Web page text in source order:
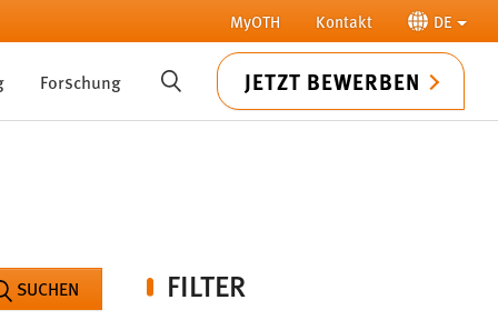
MyOTH Kontakt DE
Forschung SUCHE JETZT BEWERBEN
FILTER
SUCHEN